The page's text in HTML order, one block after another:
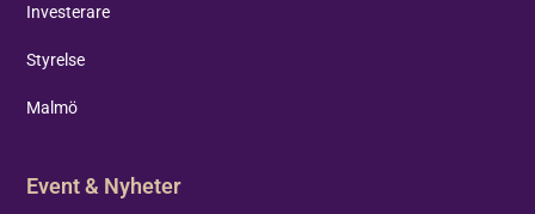
Investerare
Styrelse
Malmö
Event & Nyheter